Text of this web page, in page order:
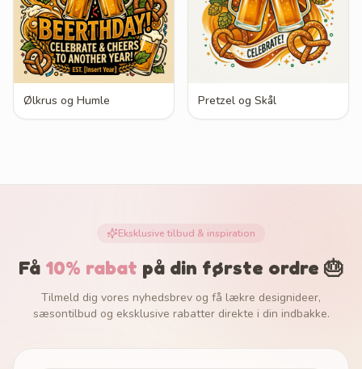
Ølkrus og Humle Pretzel og Skål
Eksklusive tilbud & inspiration
Få 10% rabat på din første ordre 🎂
Tilmeld dig vores nyhedsbrev og få lækre designideer,
sæsontilbud og eksklusive rabatter direkte i din indbakke.